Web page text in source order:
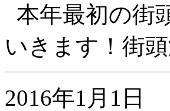
本年最初の街
いきます！街
2016年1月1日